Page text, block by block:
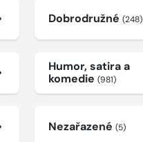
Dobrodružné(248)
Humor, satira a
komedie(981)
Nezařazené(5)